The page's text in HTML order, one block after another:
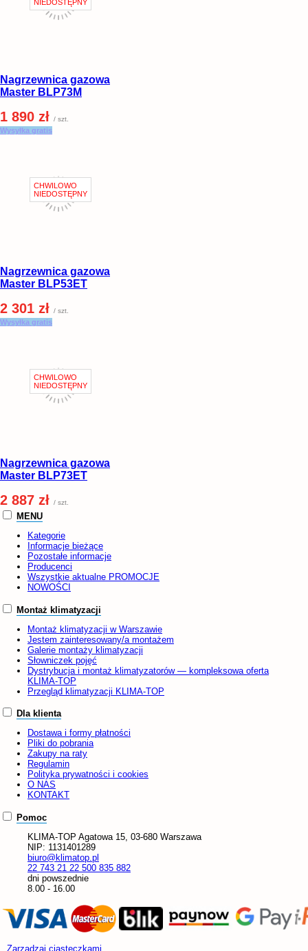
Nagrzewnica gazowa
Master BLP73M
1 890 zł / szt.
Wysyłka gratis
Nagrzewnica gazowa
Master BLP53ET
2 301 zł / szt.
Wysyłka gratis
Nagrzewnica gazowa
Master BLP73ET
2 887 zł / szt.
MENU
Kategorie
Informacje bieżące
Pozostałe informacje
Producenci
Wszystkie aktualne PROMOCJE
NOWOŚCI
Montaż klimatyzacji
Montaż klimatyzacji w Warszawie
Jestem zainteresowany/a montażem
Galerie montaży klimatyzacji
Słowniczek pojęć
Dystrybucja i montaż klimatyzatorów — kompleksowa oferta
KLIMA-TOP
Przegląd klimatyzacji KLIMA-TOP
Dla klienta
Dostawa i formy płatności
Pliki do pobrania
Zakupy na raty
Regulamin
Polityka prywatności i cookies
O NAS
KONTAKT
Pomoc
KLIMA-TOP Agatowa 15, 03-680 Warszawa
NIP: 1131401289
biuro@klimatop.pl
22 743 21 22 500 835 882
dni powszednie
8.00 - 16.00
Zarządzaj ciasteczkami